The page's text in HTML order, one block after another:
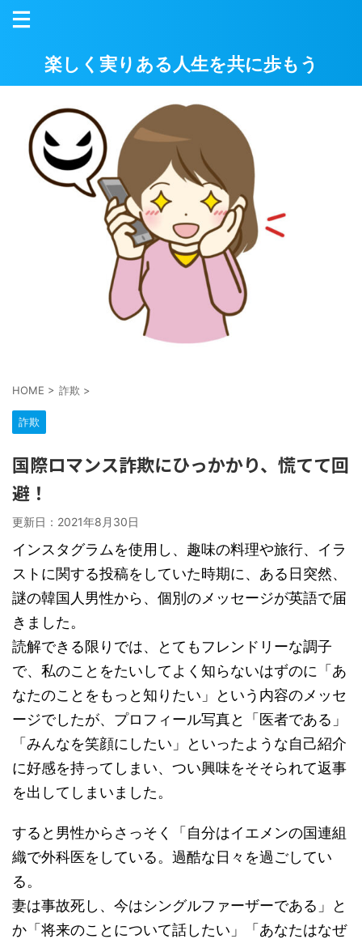
楽しく実りある人生を共に歩もう
HOME > 詐欺 >
詐欺
国際ロマンス詐欺にひっかかり、慌てて回
避！
更新日： 2021年8月30日
インスタグラムを使用し、趣味の料理や旅行、イラ
ストに関する投稿をしていた時期に、ある日突然、
謎の韓国人男性から、個別のメッセージが英語で届
きました。
読解できる限りでは、とてもフレンドリーな調子
で、私のことをたいしてよく知らないはずのに「あ
なたのことをもっと知りたい」という内容のメッセ
ージでしたが、プロフィール写真と「医者である」
「みんなを笑顔にしたい」といったような自己紹介
に好感を持ってしまい、つい興味をそそられて返事
を出してしまいました。
すると男性からさっそく「自分はイエメンの国連組
織で外科医をしている。過酷な日々を過ごしてい
る。
妻は事故死し、今はシングルファーザーである」と
か「将来のことについて話したい」「あなたはなぜ